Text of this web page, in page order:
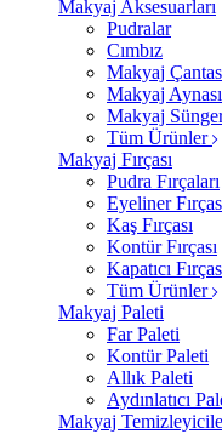
Makyaj Aksesuarları
Pudralar
Cımbız
Makyaj
Makyaj Aynası
Makyaj
Tüm Ürünler
Makyaj Fırçası
Pudra Fırçaları
Eyeliner
Kaş Fırçası
Kontür Fırçası
Kapatıcı
Tüm Ürünler
Makyaj Paleti
Far Paleti
Kontür Paleti
Allık Paleti
Aydınlatıcı
Makyaj